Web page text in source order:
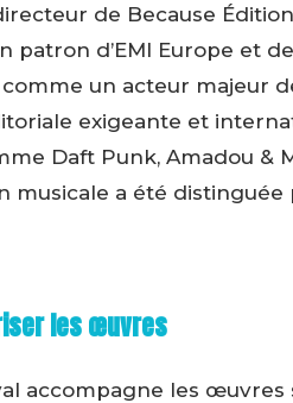
de Because
patron d’EMI Europe et
un acteur majeur
exigeante et
Daft Punk, Amadou &
musicale a été
les œuvres
accompagne les